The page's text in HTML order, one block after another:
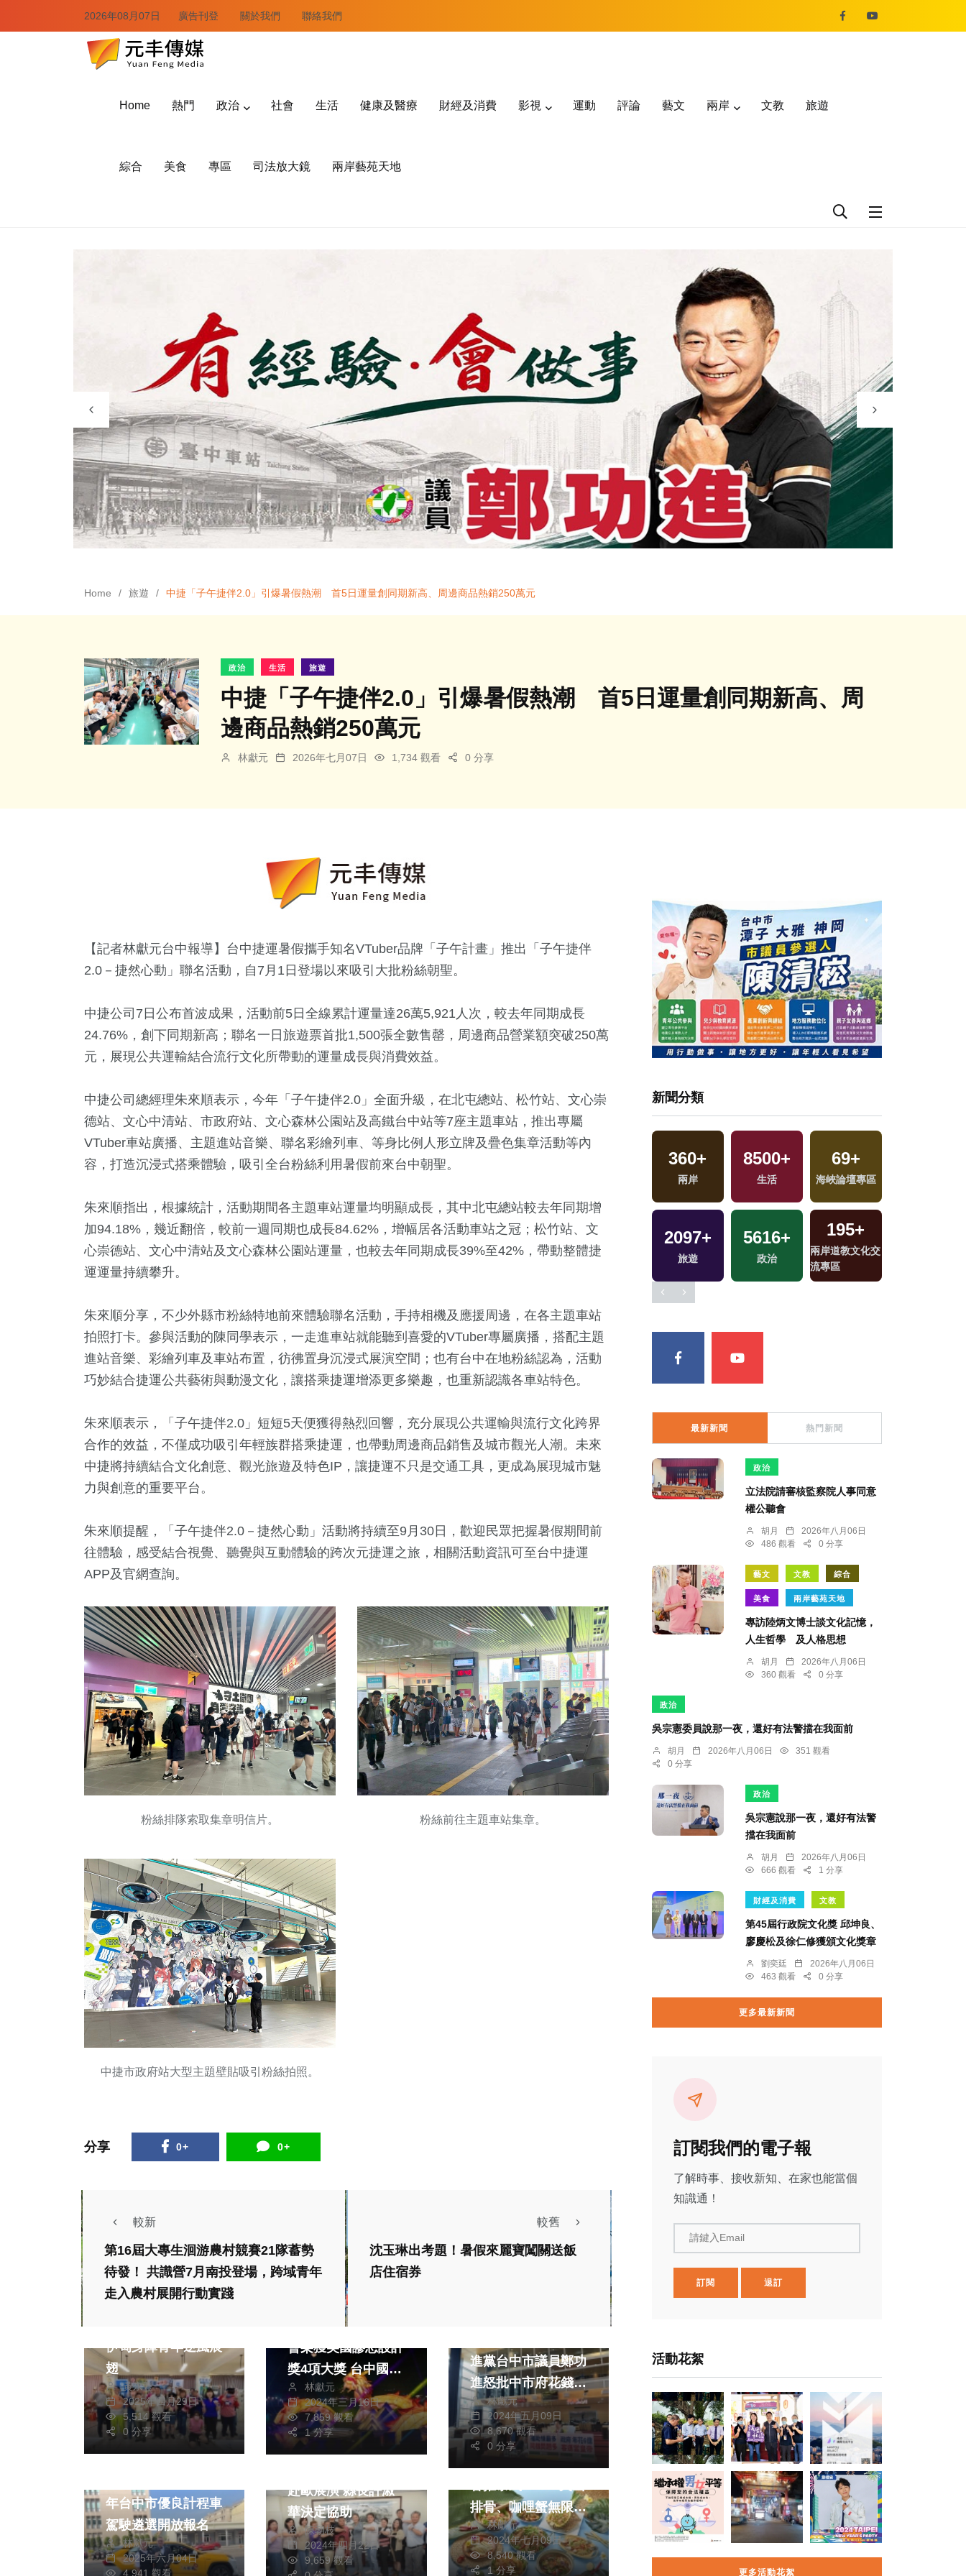
2026年08月07日 廣告刊登 關於我們 聯絡我們
Home 熱門 政治 社會 生活 健康及醫療 財經及消費 影視 運動 評論 藝文 兩岸 文教 旅遊
綜合 美食 專區 司法放大鏡 兩岸藝苑天地
Home 旅遊 中捷「子午捷伴2.0」引爆暑假熱潮 首5日運量創同期新高、周邊商品熱銷250萬元
政治 生活 旅遊
中捷「子午捷伴2.0」引爆暑假熱潮 首5日運量創同期新高、周
邊商品熱銷250萬元
林獻元 2026年七月07日 1,734 觀看 0 分享
【記者林獻元台中報導】台中捷運暑假攜手知名VTuber品牌「子午計畫」推出「子午捷伴
2.0－捷然心動」聯名活動，自7月1日登場以來吸引大批粉絲朝聖。
中捷公司7日公布首波成果，活動前5日全線累計運量達26萬5,921人次，較去年同期成長
24.76%，創下同期新高；聯名一日旅遊票首批1,500張全數售罄，周邊商品營業額突破250萬
元，展現公共運輸結合流行文化所帶動的運量成長與消費效益。
中捷公司總經理朱來順表示，今年「子午捷伴2.0」全面升級，在北屯總站、松竹站、文心崇
德站、文心中清站、市政府站、文心森林公園站及高鐵台中站等7座主題車站，推出專屬
VTuber車站廣播、主題進站音樂、聯名彩繪列車、等身比例人形立牌及疊色集章活動等內
容，打造沉浸式搭乘體驗，吸引全台粉絲利用暑假前來台中朝聖。
朱來順指出，根據統計，活動期間各主題車站運量均明顯成長，其中北屯總站較去年同期增
加94.18%，幾近翻倍，較前一週同期也成長84.62%，增幅居各活動車站之冠；松竹站、文
心崇德站、文心中清站及文心森林公園站運量，也較去年同期成長39%至42%，帶動整體捷
運運量持續攀升。
朱來順分享，不少外縣市粉絲特地前來體驗聯名活動，手持相機及應援周邊，在各主題車站
拍照打卡。參與活動的陳同學表示，一走進車站就能聽到喜愛的VTuber專屬廣播，搭配主題
進站音樂、彩繪列車及車站布置，彷彿置身沉浸式展演空間；也有台中在地粉絲認為，活動
巧妙結合捷運公共藝術與動漫文化，讓搭乘捷運增添更多樂趣，也重新認識各車站特色。
朱來順表示，「子午捷伴2.0」短短5天便獲得熱烈回響，充分展現公共運輸與流行文化跨界
合作的效益，不僅成功吸引年輕族群搭乘捷運，也帶動周邊商品銷售及城市觀光人潮。未來
中捷將持續結合文化創意、觀光旅遊及特色IP，讓捷運不只是交通工具，更成為展現城市魅
力與創意的重要平台。
朱來順提醒，「子午捷伴2.0－捷然心動」活動將持續至9月30日，歡迎民眾把握暑假期間前
往體驗，感受結合視覺、聽覺與互動體驗的跨次元捷運之旅，相關活動資訊可至台中捷運
APP及官網查詢。
粉絲排隊索取集章明信片。 粉絲前往主題車站集章。
中捷市政府站大型主題壁貼吸引粉絲拍照。
分享 0+ 0+
較新
第16屆大專生洄游農村競賽21隊蓄勢
待發！ 共識營7月南投登場，跨域青年
走入農村展開行動實踐
較舊
沈玉琳出考題！暑假來麗寶闖關送飯
店住宿券
社會 生活
旅遊
伊甸身障青年逆風展
翅
黃永豐
2025年四月29日
5,514 觀看
0 分享
熱門 政治
2024中台灣元宵燈
會榮獲美國謬思設計
獎4項大獎 台中國際
觀光行銷再添榮耀
林獻元
2024年三月16日
7,859 觀看
1 分享
進黨台中市議員鄭功
進怒批中市府花錢買
罪受林獻元
2024年五月09日
8,670 觀看
0 分享
政治 旅遊
年台中市優良計程車
駕駛遴選開放報名
林獻元
2025年六月04日
4,941 觀看
兩岸佛教文化交流專區
文教
赴歐展演 縣長許淑
華決定協助
陳朝枝
2024年四月22日
9,659 觀看
旅遊
排骨、咖哩蟹無限吃
麗寶OUTLET推出榴
槤吃到飽
林獻元
2024年七月09日
8,540 觀看
1 分享
新聞分類
2971+ 7143+
+
2024總統大選
172+
2024立委選戰
6 3509+ 872
1772+
熱門
50+
綜藝
福建林公信俗文
360+
兩岸
8500+
生活
69+
海峽論壇專區
2097+
旅遊
5616+
政治
195+
兩岸道教文化交
流專區
最新新聞 熱門新聞
政治
立法院請審核監察院人事同意
權公聽會
胡月
2026年八月06日
486 觀看
0 分享
藝文 文教 綜合
美食 兩岸藝苑天地
專訪陸炳文博士談文化記憶，
人生哲學 及人格思想
胡月
2026年八月06日
360 觀看
0 分享
政治
吳宗憲委員說那一夜，還好有法警擋在我面前
胡月 2026年八月06日
351 觀看
0 分享
政治
吳宗憲說那一夜，還好有法警
擋在我面前
胡月
2026年八月06日
666 觀看
1 分享
財經及消費 文教
第45屆行政院文化獎 邱坤良、
廖慶松及徐仁修獲頒文化獎章
劉奕廷
2026年八月06日
463 觀看
0 分享
更多最新新聞
訂閱我們的電子報
了解時事、接收新知、在家也能當個
知識通！
請鍵入Email
訂閱 退訂
活動花絮
更多活動花絮